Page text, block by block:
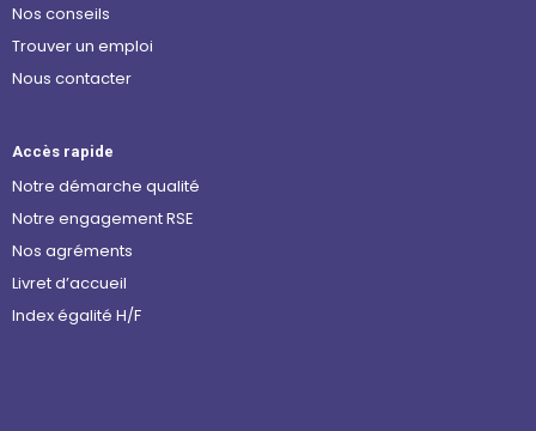
Nos conseils
Trouver un emploi
Nous contacter
Accès rapide
Notre démarche qualité
Notre engagement RSE
Nos agréments
Livret d’accueil
Index égalité H/F